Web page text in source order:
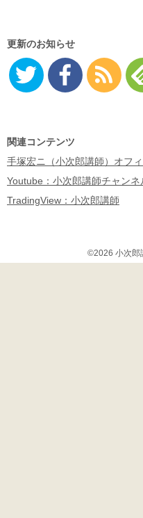
更新のお知らせ
関連コンテンツ
手塚宏ニ（小次郎講師）オフ
Youtube：小次郎講師チャンネ
TradingView：小次郎講師
©2026 小次郎